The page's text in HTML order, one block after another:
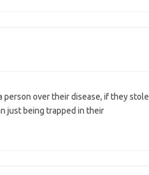
over their disease, if they stole
just being trapped in their